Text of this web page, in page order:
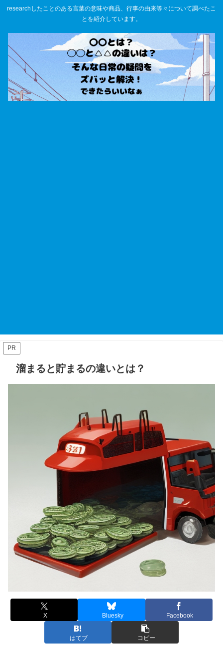
researchしたことのある言葉の意味や商品、行事の由来等々について調べたこ
とを紹介しています。
PR
溜まると貯まるの違いとは？
X Bluesky Facebook
はてブ コピー